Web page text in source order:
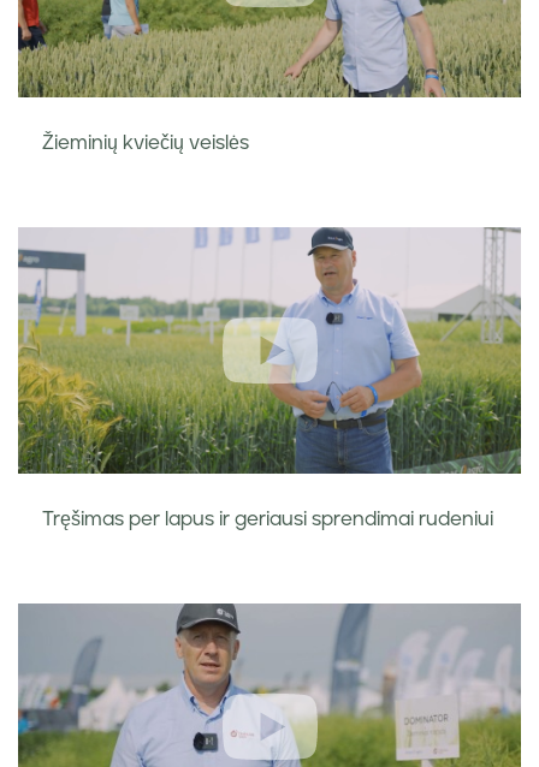
Žieminių kviečių veislės
Tręšimas per lapus ir geriausi sprendimai rudeniui